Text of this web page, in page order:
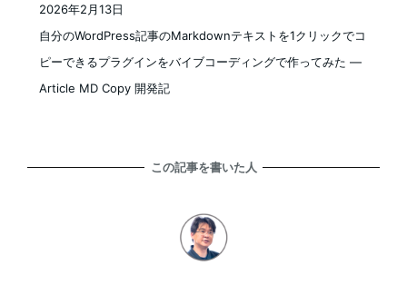
自分のWordPress記事のMarkdownテキストを1クリックでコ
ピーできるプラグインをバイブコーディングで作ってみた —
Article MD Copy 開発記
2026年2月13日
この記事を書いた人